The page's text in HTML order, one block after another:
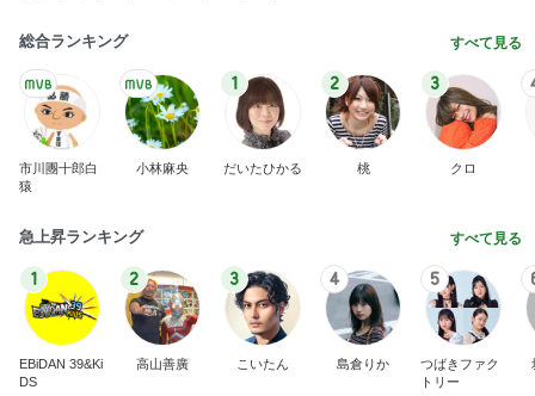
総合ランキング すべて見る
市川團十郎白
猿
小林麻央
1
だいたひかる
2
桃
3
クロ
急上昇ランキング すべて見る
1
EBiDAN 39&Ki
DS
2
高山善廣
3
こいたん
4
島倉りか
5
つばきファク
トリー